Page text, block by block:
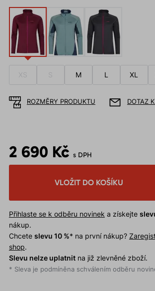
XS S M L XL
ROZMĚRY PRODUKTU DOTAZ
2 690 Kč s DPH
VLOŽIT DO KOŠÍKU
Přihlaste se k odběru novinek a získejte
nákup.
Chcete slevu 10 %* na první nákup?
shop.
Slevu nelze uplatnitna již zlevněné zboží.
* Sleva je podmíněna schválením odběru